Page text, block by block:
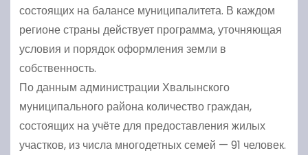
состоящих на балансе муниципалитета. В каждом
регионе страны действует программа, уточняющая
условия и порядок оформления земли в
собственность.
По данным администрации Хвалынского
муниципального района количество граждан,
состоящих на учёте для предоставления жилых
участков, из числа многодетных семей — 91 человек.